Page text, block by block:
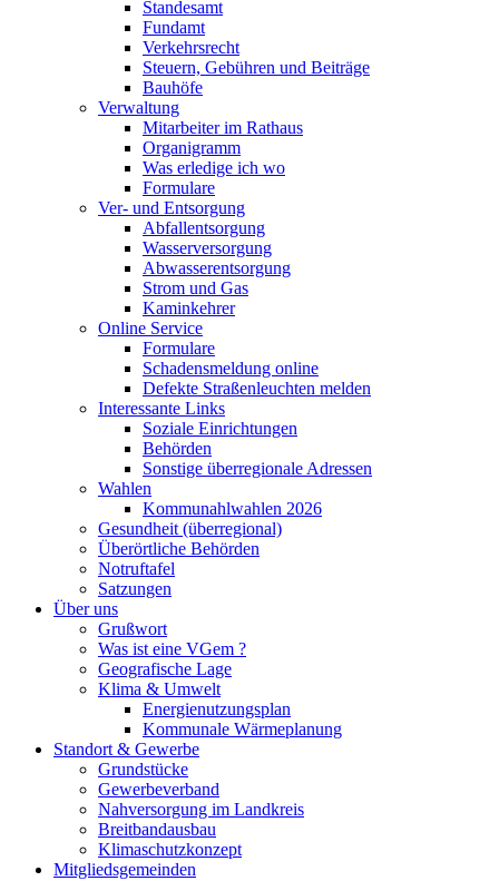
Standesamt
Fundamt
Verkehrsrecht
Steuern, Gebühren und Beiträge
Bauhöfe
Verwaltung
Mitarbeiter im Rathaus
Organigramm
Was erledige ich wo
Formulare
Ver- und Entsorgung
Abfallentsorgung
Wasserversorgung
Abwasserentsorgung
Strom und Gas
Kaminkehrer
Online Service
Formulare
Schadensmeldung online
Defekte Straßenleuchten melden
Interessante Links
Soziale Einrichtungen
Behörden
Sonstige überregionale Adressen
Wahlen
Kommunahlwahlen 2026
Gesundheit (überregional)
Überörtliche Behörden
Notruftafel
Satzungen
Über uns
Grußwort
Was ist eine VGem ?
Geografische Lage
Klima & Umwelt
Energienutzungsplan
Kommunale Wärmeplanung
Standort & Gewerbe
Grundstücke
Gewerbeverband
Nahversorgung im Landkreis
Breitbandausbau
Klimaschutzkonzept
Mitgliedsgemeinden